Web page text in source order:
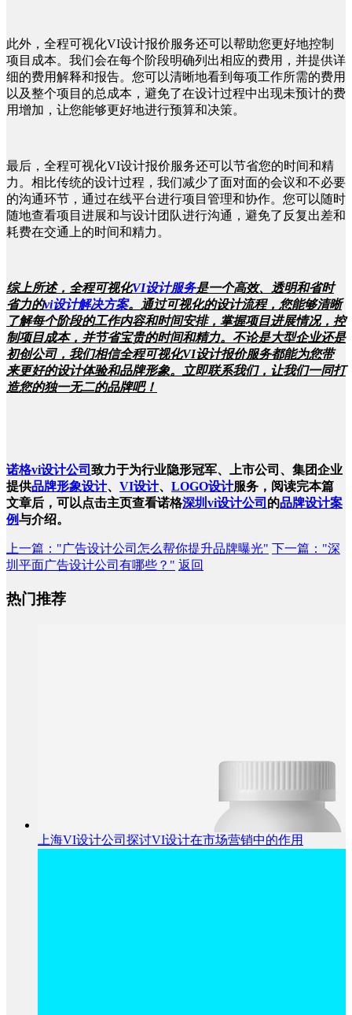
此外，全程可视化VI设计报价服务还可以帮助您更好地控制
项目成本。我们会在每个阶段明确列出相应的费用，并提供详
细的费用解释和报告。您可以清晰地看到每项工作所需的费用
以及整个项目的总成本，避免了在设计过程中出现未预计的费
用增加，让您能够更好地进行预算和决策。
最后，全程可视化VI设计报价服务还可以节省您的时间和精
力。相比传统的设计过程，我们减少了面对面的会议和不必要
的沟通环节，通过在线平台进行项目管理和协作。您可以随时
随地查看项目进展和与设计团队进行沟通，避免了反复出差和
耗费在交通上的时间和精力。
综上所述，全程可视化VI设计服务是一个高效、透明和省时
省力的vi设计解决方案。通过可视化的设计流程，您能够清晰
了解每个阶段的工作内容和时间安排，掌握项目进展情况，控
制项目成本，并节省宝贵的时间和精力。不论是大型企业还是
初创公司，我们相信全程可视化VI设计报价服务都能为您带
来更好的设计体验和品牌形象。立即联系我们，让我们一同打
造您的独一无二的品牌吧！
诺格vi设计公司 致力于为行业隐形冠军、上市公司、集团企业
提供品牌形象设计、 VI设计、 LOGO设计服务，阅读完本篇
文章后，可以点击主页查看诺格深圳vi设计公司 的品牌设计案
例与介绍。
上一篇 ："广告设计公司怎么帮你提升品牌曝光" 下一篇 ："深
圳平面广告设计公司有哪些？" 返回
热门推荐
上海VI设计公司探讨VI设计在市场营销中的作用